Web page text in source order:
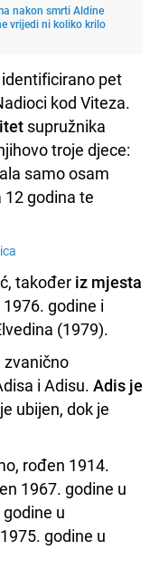
nakon smrti Aldine
vrijedi ni koliko krilo
pet
kod Viteza.
supružnika
troje djece:
samo osam
godina te
također iz mjesta
godine i
(1979).
zvanično
i Adisu. Adis je
je ubijen, dok je
rođen 1914.
1967. godine u
u
godine u